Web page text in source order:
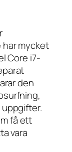
mycket
Core i7-
den
få ett
vara